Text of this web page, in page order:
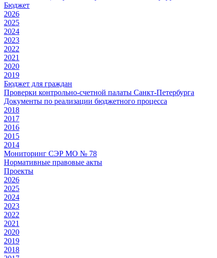
Бюджет
2026
2025
2024
2023
2022
2021
2020
2019
Бюджет для граждан
Проверки контрольно-счетной палаты Санкт-Петербурга
Документы по реализации бюджетного процесса
2018
2017
2016
2015
2014
Мониторинг СЭР МО № 78
Нормативные правовые акты
Проекты
2026
2025
2024
2023
2022
2021
2020
2019
2018